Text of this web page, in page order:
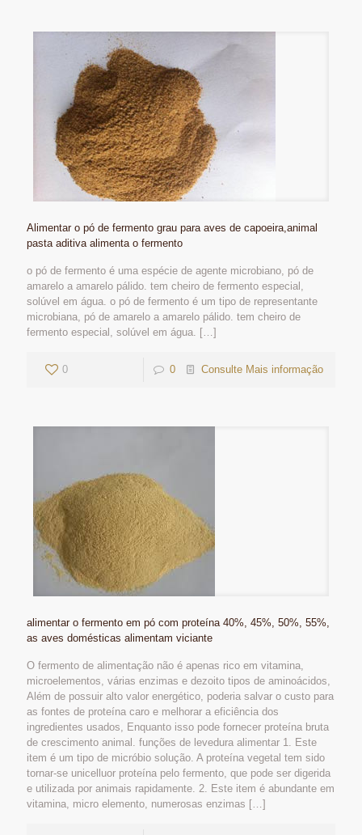
Alimentar o pó de fermento grau para aves de capoeira,animal
pasta aditiva alimenta o fermento
o pó de fermento é uma espécie de agente microbiano, pó de
amarelo a amarelo pálido. tem cheiro de fermento especial,
solúvel em água. o pó de fermento é um tipo de representante
microbiana, pó de amarelo a amarelo pálido. tem cheiro de
fermento especial, solúvel em água.
[…]
0 0 Consulte Mais informação
alimentar o fermento em pó com proteína 40%, 45%, 50%, 55%,
as aves domésticas alimentam viciante
O fermento de alimentação não é apenas rico em vitamina,
microelementos, várias enzimas e dezoito tipos de aminoácidos,
Além de possuir alto valor energético, poderia salvar o custo para
as fontes de proteína caro e melhorar a eficiência dos
ingredientes usados, Enquanto isso pode fornecer proteína bruta
de crescimento animal. funções de levedura alimentar 1. Este
item é um tipo de micróbio solução. A proteína vegetal tem sido
tornar-se unicelluor proteína pelo fermento, que pode ser digerida
e utilizada por animais rapidamente. 2. Este item é abundante em
vitamina, micro elemento, numerosas enzimas […]